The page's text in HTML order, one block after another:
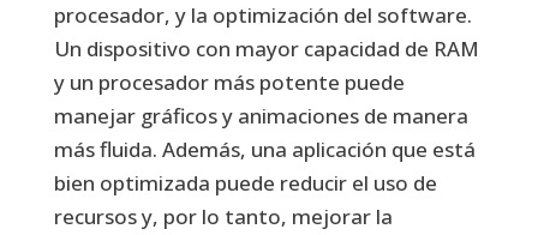
procesador, y la optimización del software.
Un dispositivo con mayor capacidad de RAM
y un procesador más potente puede
manejar gráficos y animaciones de manera
más fluida. Además, una aplicación que está
bien optimizada puede reducir el uso de
recursos y, por lo tanto, mejorar la